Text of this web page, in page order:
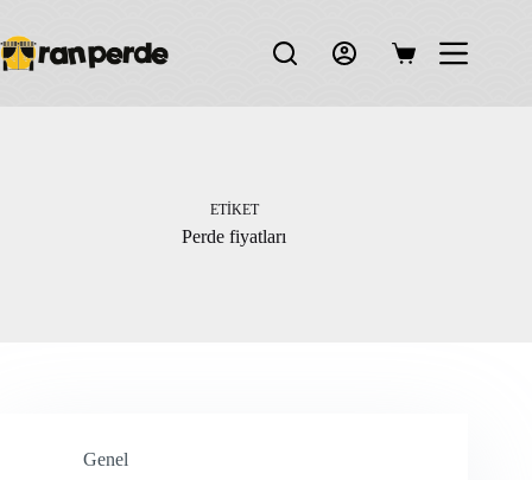
content
Shopping
ETIKET
Perde fiyatları
Genel